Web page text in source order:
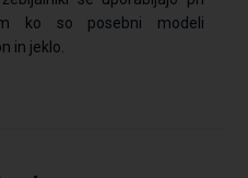
ko so posebni modeli
in jeklo.